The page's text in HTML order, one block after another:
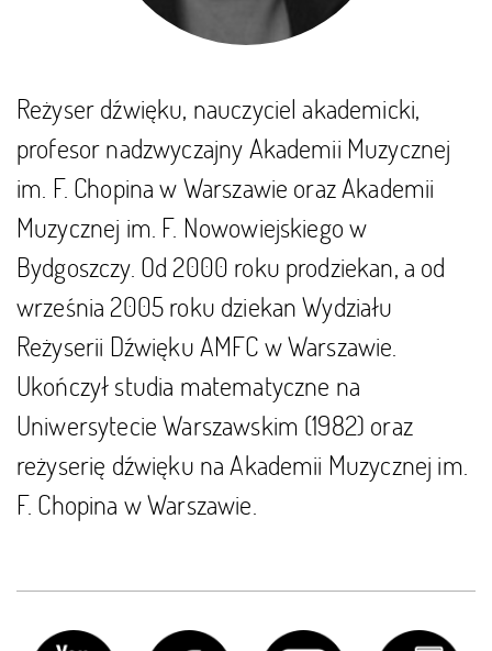
Reżyser dźwięku, nauczyciel akademicki,
profesor nadzwyczajny Akademii Muzycznej
im. F. Chopina w Warszawie oraz Akademii
Muzycznej im. F. Nowowiejskiego w
Bydgoszczy. Od 2000 roku prodziekan, a od
września 2005 roku dziekan Wydziału
Reżyserii Dźwięku AMFC w Warszawie.
Ukończył studia matematyczne na
Uniwersytecie Warszawskim (1982) oraz
reżyserię dźwięku na Akademii Muzycznej im.
F. Chopina w Warszawie.